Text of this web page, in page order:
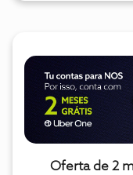
Oferta de 2